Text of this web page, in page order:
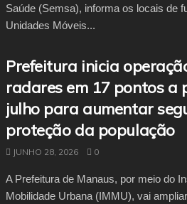
Saúde (Semsa), informa os locais de
Unidades Móveis...
Prefeitura inicia
radares em 17 pontos a
julho para aumentar
proteção da população
JUNHO 28, 2026 0
A Prefeitura de Manaus, por meio do
Mobilidade Urbana (IMMU), vai